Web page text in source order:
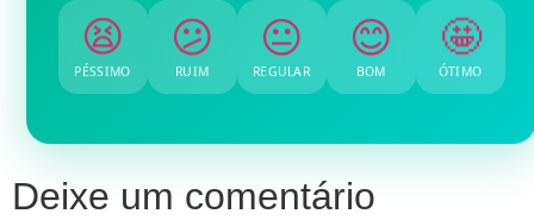
😫
PÉSSIMO
😕
RUIM
😐
REGULAR
😊
BOM
🤩
ÓTIMO
Deixe um comentário